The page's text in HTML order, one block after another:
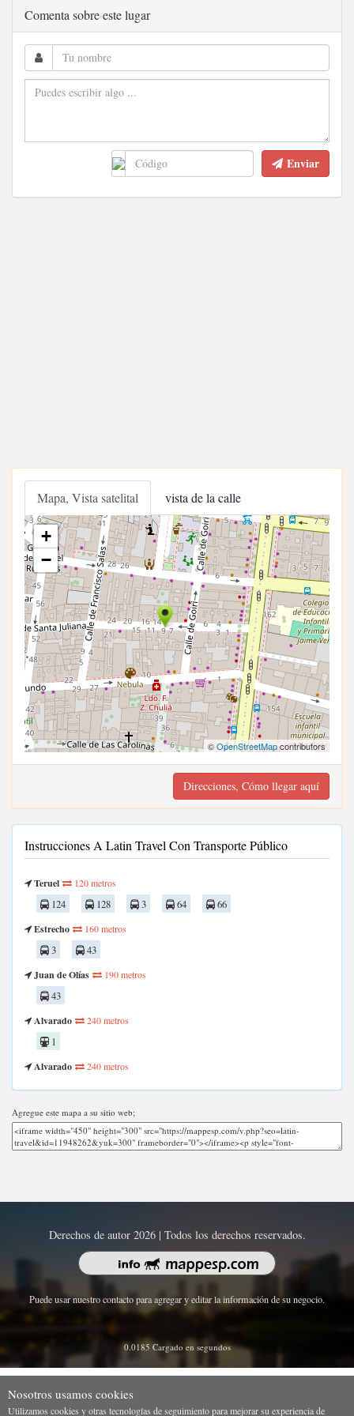
Comenta sobre este lugar
Enviar
Mapa, Vista satelital vista de la calle
+
−
©OpenStreetMapcontributors
Direcciones, Cómo llegar aquí
Instrucciones A Latin Travel Con Transporte Público
Teruel 120 metros
124 128 3 64
66
Estrecho
160 metros
3
43
Juan de Olías
190 metros
43
Alvarado
240 metros
1
Alvarado
240 metros
Agregue este mapa a su sitio web;
Derechos de autor 2026 | Todos los derechos reservados.
Puede usar nuestro contacto para agregar y editar la información de su negocio.
0.0185 Cargado en segundos
Nosotros usamos cookies
Utilizamos cookies y otras tecnologías de seguimiento para mejorar su experiencia de